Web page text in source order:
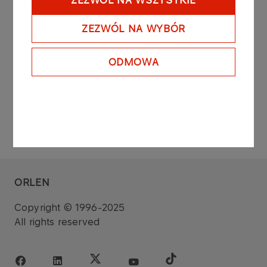
ZEZWÓL NA WYBÓR
ODMOWA
concluded during common stock exchange
session on the regulated market on the Warsaw
Stock Exchange.
ORLEN
Copyright © 1996-2025
All rights reserved